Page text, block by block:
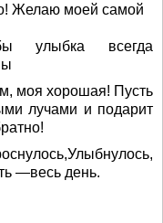
Желаю моей самой
улыбка всегда
моя хорошая! Пусть
лучами и подарит
—весь день.